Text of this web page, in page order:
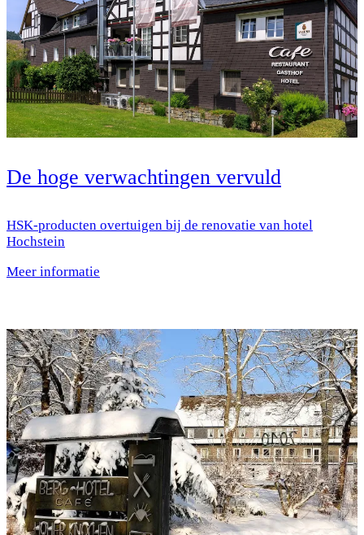
De hoge verwachtingen vervuld
HSK-producten overtuigen bij de renovatie van hotel
Hochstein
Meer informatie